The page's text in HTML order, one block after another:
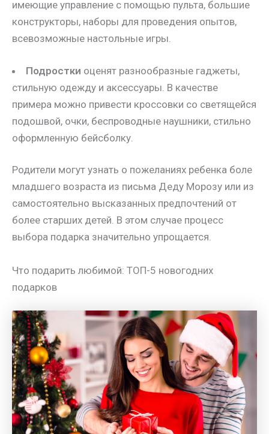
имеющие управление с помощью пульта, большие
конструкторы, наборы для проведения опытов,
всевозможные настольные игры.
Подростки оценят разнообразные гаджеты,
стильную одежду и аксессуары. В качестве
примера можно привести кроссовки со светящейся
подошвой, очки, беспроводные наушники, стильно
оформленную бейсболку.
Родители могут узнать о пожеланиях ребенка боле
младшего возраста из письма Деду Морозу или из
самостоятельно высказанных предпочтений от
более старших детей. В этом случае процесс
выбора подарка значительно упрощается.
Что подарить любимой: ТОП-5 новогодних
подарков